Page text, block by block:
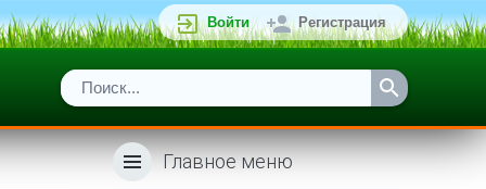
Войти Регистрация
Главное меню